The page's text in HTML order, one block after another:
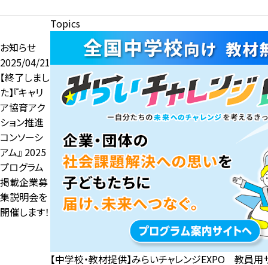
お知らせ
2025/04/21
【終了しまし
た】『キャリ
ア協育アク
ション推進
コンソーシ
アム』 2025
プログラム
掲載企業募
集説明会を
開催します！
Topics
【中学校・教材提供】みらいチャレンジEXPO 教員用